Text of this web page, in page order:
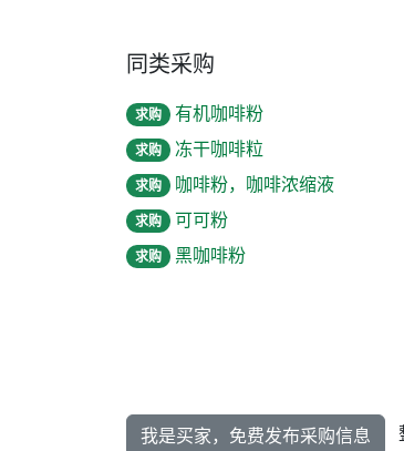
同类采购
求购 有机咖啡粉
求购 冻干咖啡粒
求购 咖啡粉，咖啡浓缩液
求购 可可粉
求购 黑咖啡粉
我是买家，免费发布采购信息